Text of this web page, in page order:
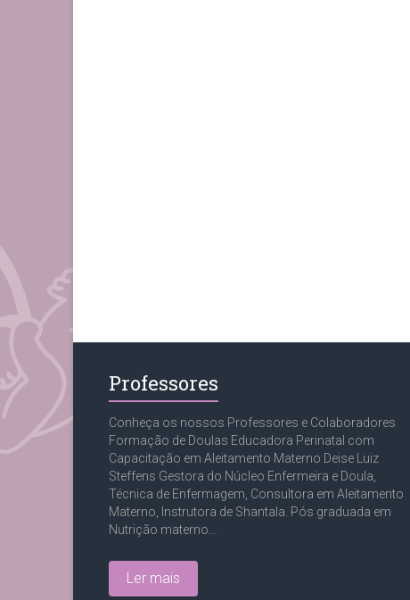
Professores
Conheça os nossos Professores e Colaboradores
Formação de Doulas Educadora Perinatal com
Capacitação em Aleitamento Materno Deise Luiz
Steffens Gestora do Núcleo Enfermeira e Doula,
Técnica de Enfermagem, Consultora em Aleitamento
Materno, Instrutora de Shantala. Pós graduada em
Nutrição materno...
Ler mais